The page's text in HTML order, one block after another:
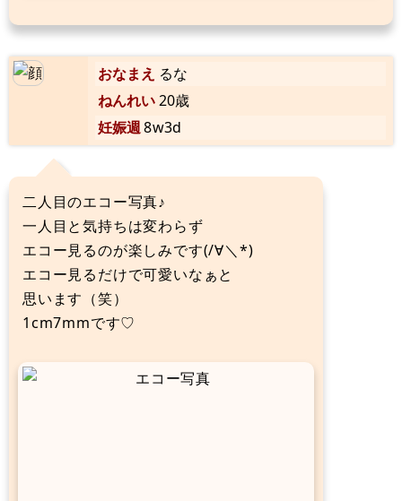
おなまえ るな
ねんれい20歳
妊娠週8w3d
二人目のエコー写真♪
一人目と気持ちは変わらず
エコー見るのが楽しみです(/∀＼*)
エコー見るだけで可愛いなぁと
思います（笑）
1cm7mmです♡